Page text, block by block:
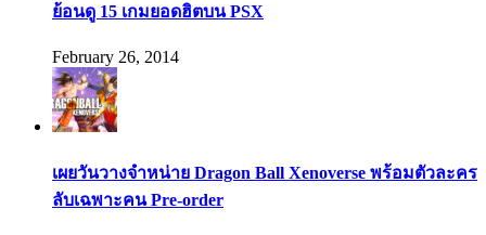
ย้อนดู 15 เกมยอดฮิตบน PSX
February 26, 2014
เผยวันวางจำหน่าย Dragon Ball Xenoverse พร้อมตัวละคร
ลับเฉพาะคน Pre-order